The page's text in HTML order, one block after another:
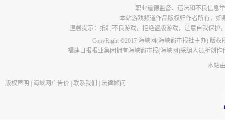
职业道德监督、违法和不良信息举
本站游戏频道作品版权归作者所有，
温馨提示：抵制不良游戏，拒绝盗版游戏，注意自我保
CopyRight ©2017 海峡网(海峡都市报社主办) 版
福建日报报业集团拥有海峡都市报(海峡网)采编人员所创
本站
版权声明 海峡网广告价 联系我们 法律顾问